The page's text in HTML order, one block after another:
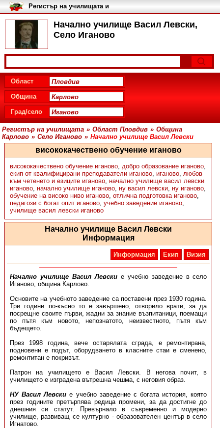
Начално училище Васил Левски,
Село Иганово
Регистър на училищата и
университетите в България
Област
Община
Град/село
Регистър на училищата » Област Пловдив » Община
Карлово » Село Иганово » Начално училище Васил Левски
висококачествено обучение иганово
висококачествено обучение иганово, добро образование иганово,
екип от квалифицирани преподаватели иганово, иганово, любов
към четенето и езиците иганово, начално училище васил левски
иганово, начално училище иганово, ну васил левски, ну иганово,
обучение на високо ниво иганово, отлична подготовка иганово,
педагози с богат опит иганово, учебно заведение иганово,
училище васил левски иганово
Начално училище Васил Левски
Информация
Информация Екип Визия
Начално училище Васил Левские учебно заведение в село
Иганово, община Карлово.
Основите на учебното заведение са поставени през 1930 година.
Три години по-късно то е завършено, отворило врати, за да
посрещне своите първи, жадни за знание възпитаници, поемащи
по пътя към новото, непознатото, неизвестното, пътя към
бъдещето.
През 1998 година, вече остарялата сграда, е ремонтирана,
подновени е подът, оборудването в класните стаи е сменено,
ремонтитан е покривът.
Патрон на училището е Васил Левски. В негова почит, в
училището е изградена вътрешна чешма, с неговия образ.
НУ Васил Левски е учебно заведение с богата история, която
през годините претърпява редица промени, за да достигне до
днешния си статут. Превърнало в съвременно и модерно
училище, развиващ се културно - образователен център в село
Игнатово.